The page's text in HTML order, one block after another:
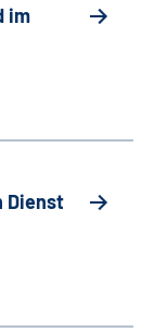
im
Dienst